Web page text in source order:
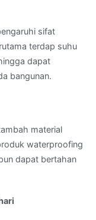
sifat
terdap suhu
dapat
bangunan.
material
waterproofing
dapat bertahan